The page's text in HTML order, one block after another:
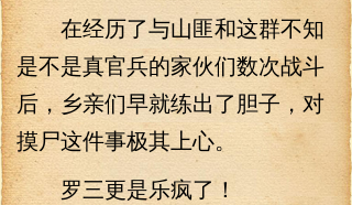
在经历了与山匪和这群不知
是不是真官兵的家伙们数次战斗
后，乡亲们早就练出了胆子，对
摸尸这件事极其上心。
罗三更是乐疯了！